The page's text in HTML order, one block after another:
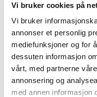
Vi bruker cookies på
Vi bruker
annonser et personlig
mediefunksjoner og for
dessuten informasjon
vårt, med partnerne
annonsering og
med annen informasjon
Relaterte